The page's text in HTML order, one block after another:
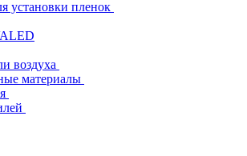
установки пленок
воздуха
материалы